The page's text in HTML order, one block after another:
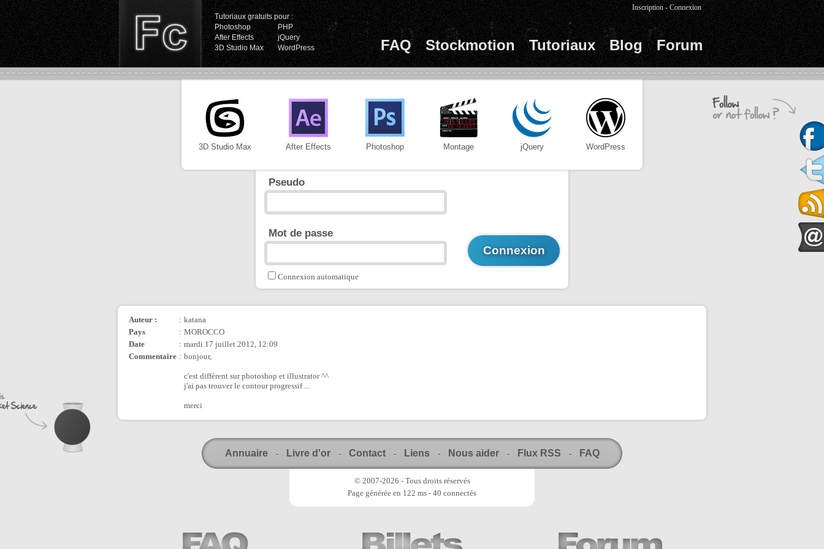
Tutoriaux gratuits pour :
Photoshop
PHP
After Effects
jQuery
3D Studio Max
WordPress FAQ Stockmotion Tutoriaux Blog Forum
Inscription -Connexion
3D Studio Max After Effects Photoshop Montage jQuery WordPress
Pseudo
Mot de passe
Connexion automatique
Auteur : : katana
Pays
: MOROCCO
Date
: mardi 17 juillet 2012, 12:09
Commentaire : bonjour,
c'est différent sur photoshop et illustrator ^^
j'ai pas trouver le contour progressif ...
merci
Annuaire - Livre d'or - Contact - Liens - Nous aider - Flux RSS - FAQ
© 2007-2026 - Tous droits réservés
Page générée en 122 ms - 40 connectés